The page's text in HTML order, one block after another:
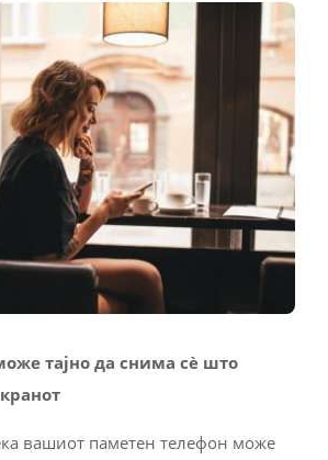
тајно да снима сѐ што
вашиот паметен телефон може